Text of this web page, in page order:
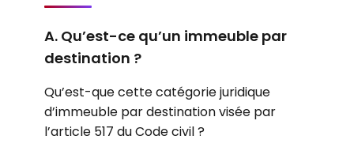
A. Qu’est-ce qu’un immeuble par
destination ?
Qu’est-que cette catégorie juridique
d’immeuble par destination visée par
l’article 517 du Code civil ?